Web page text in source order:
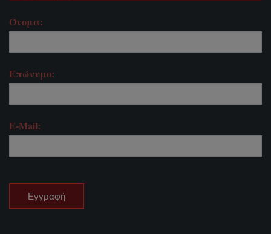
Όνομα:
Επώνυμο:
E-Mail: